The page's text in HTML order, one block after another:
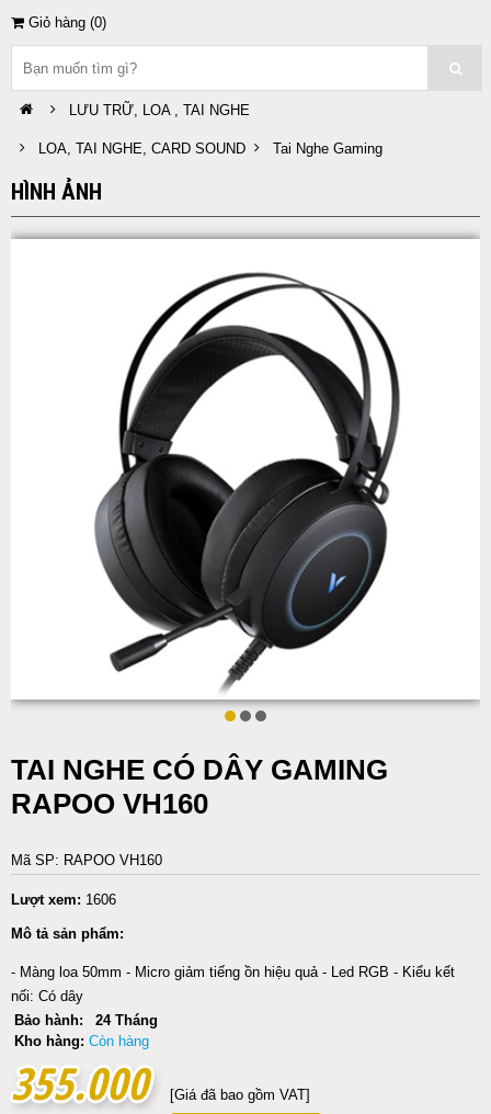
Giỏ hàng (0)
LƯU TRỮ, LOA , TAI NGHE
LOA, TAI NGHE, CARD SOUND Tai Nghe Gaming
HÌNH ẢNH
TAI NGHE CÓ DÂY GAMING
RAPOO VH160
Mã SP: RAPOO VH160
Lượt xem: 1606
Mô tả sản phẩm:
- Màng loa 50mm - Micro giảm tiếng ồn hiệu quả - Led RGB - Kiểu kết
nối: Có dây
Bảo hành:
24 Tháng
Kho hàng: Còn hàng
355.000
355.000 [Giá đã bao gồm VAT]